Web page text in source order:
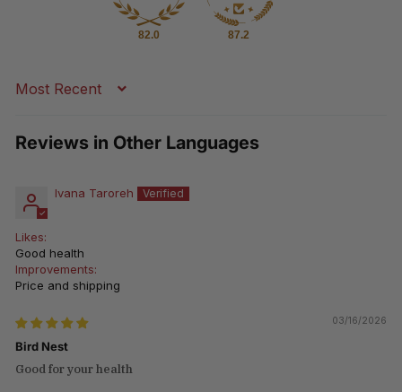
82.0 87.2
Sort by
Reviews in Other Languages
Ivana Taroreh
Likes:
Good health
Improvements:
Price and shipping
03/16/2026
Bird Nest
Good for your health